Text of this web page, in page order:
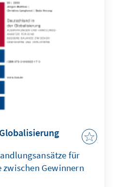
für
zwischen Gewinnern